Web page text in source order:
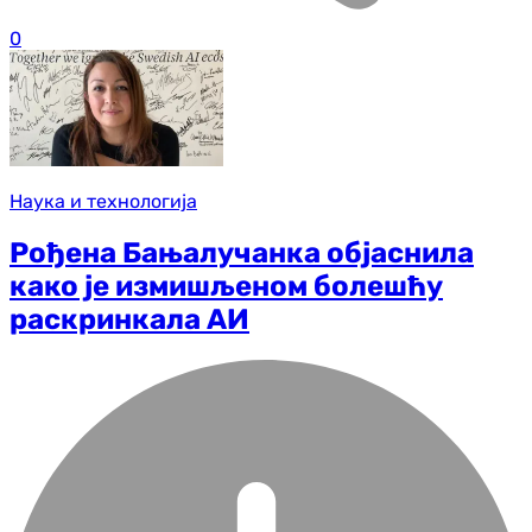
0
Наука и технологија
Рођена Бањалучанка објаснила
како је измишљеном болешћу
раскринкала АИ